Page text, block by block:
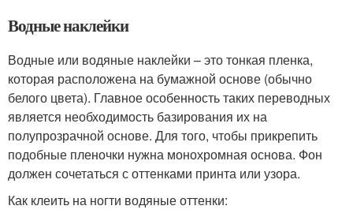
Водные наклейки
Водные или водяные наклейки – это тонкая пленка,
которая расположена на бумажной основе (обычно
белого цвета). Главное особенность таких переводных
является необходимость базирования их на
полупрозрачной основе. Для того, чтобы прикрепить
подобные пленочки нужна монохромная основа. Фон
должен сочетаться с оттенками принта или узора.
Как клеить на ногти водяные оттенки: